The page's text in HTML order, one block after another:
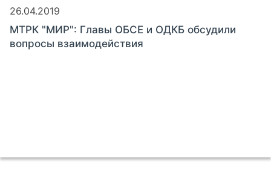
26.04.2019
МТРК "МИР": Главы ОБСЕ и ОДКБ обсудили
вопросы взаимодействия